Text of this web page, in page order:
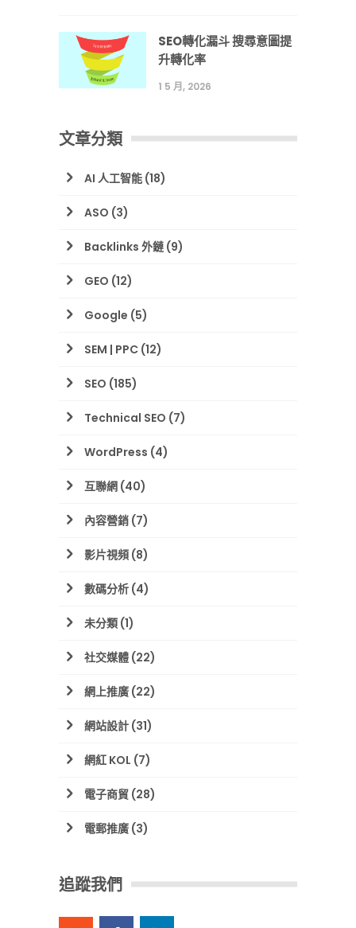
SEO轉化漏斗 搜尋意圖提
升轉化率
1 5 月, 2026
文章分類
AI 人工智能 (18)
ASO (3)
Backlinks 外鏈 (9)
GEO (12)
Google (5)
SEM | PPC (12)
SEO (185)
Technical SEO (7)
WordPress (4)
互聯網 (40)
內容營銷 (7)
影片視頻 (8)
數碼分析 (4)
未分類 (1)
社交媒體 (22)
網上推廣 (22)
網站設計 (31)
網紅 KOL (7)
電子商貿 (28)
電郵推廣 (3)
追蹤我們